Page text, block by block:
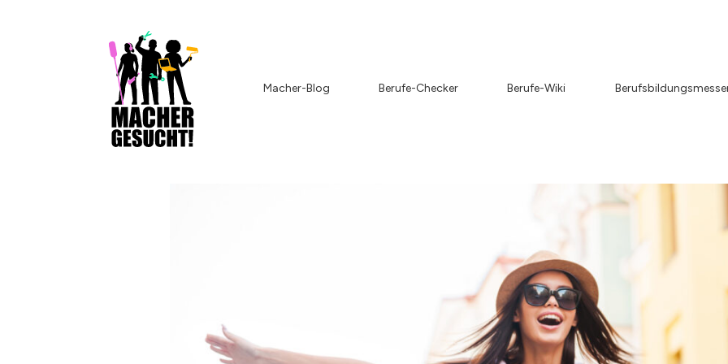
Macher-Blog Berufe-Checker Berufe-Wiki